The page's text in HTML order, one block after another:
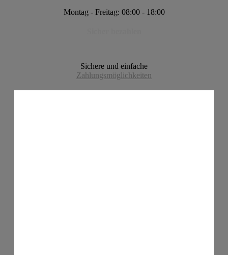
Montag - Freitag: 08:00 - 18:00
Sichere und einfache
Zahlungsmöglichkeiten